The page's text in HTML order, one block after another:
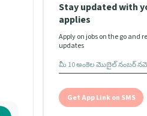
Stay updated with
applies
Apply on jobs on the go and
updates
Get App Link on SMS